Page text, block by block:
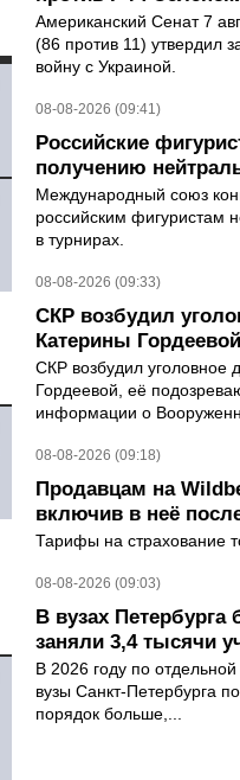
Американский Сенат 7
(86 против 11) утвердил
войну с Украиной.
08-08-2026 (09:41)
Российские
получению
Международный союз
российским фигуристам
в турнирах.
08-08-2026 (09:33)
СКР возбудил
Катерины Гордеевой
СКР возбудил уголовное
Гордеевой, её
информации о
08-08-2026 (09:18)
Продавцам на
включив в неё
Тарифы на страхование
08-08-2026 (09:03)
В вузах
заняли 3,4 тысячи
В 2026 году по
вузы Санкт-Петербурга
порядок больше,...